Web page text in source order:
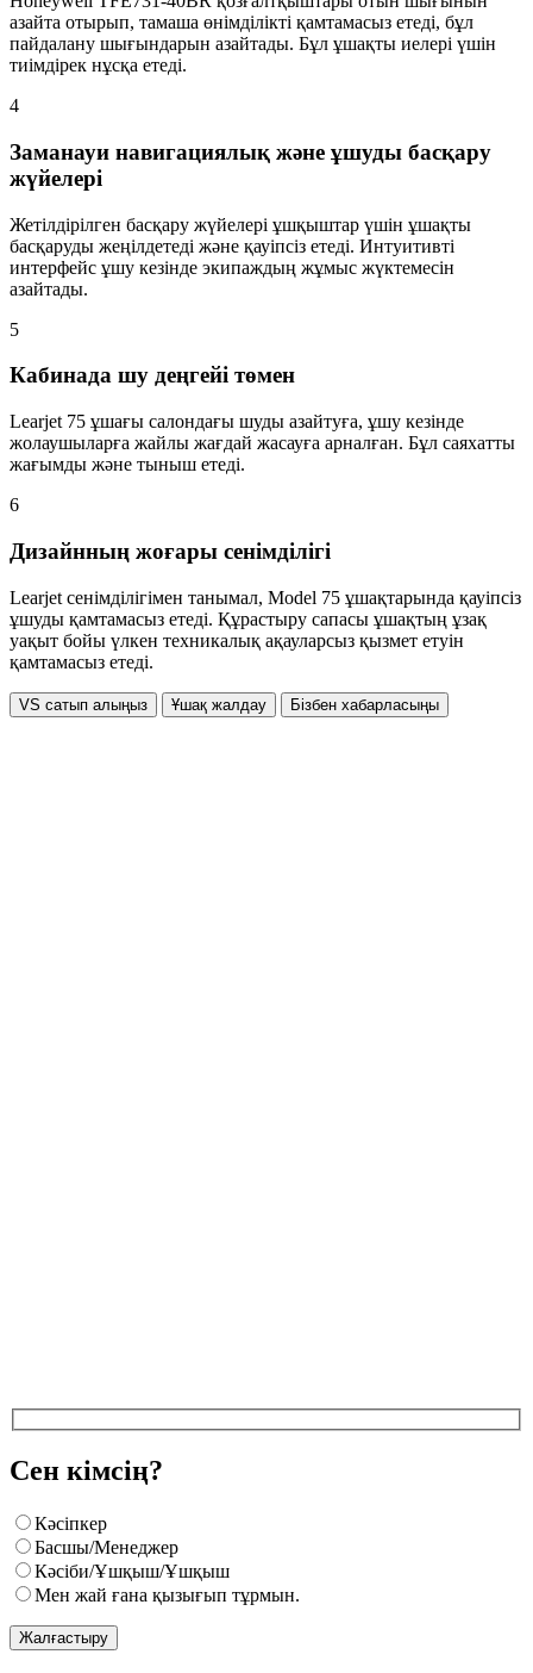
азайта отырып, тамаша өнімділікті қамтамасыз етеді, бұл
пайдалану шығындарын азайтады. Бұл ұшақты иелері үшін
тиімдірек нұсқа етеді.
4
Заманауи навигациялық және ұшуды басқару
жүйелері
Жетілдірілген басқару жүйелері ұшқыштар үшін ұшақты
басқаруды жеңілдетеді және қауіпсіз етеді. Интуитивті
интерфейс ұшу кезінде экипаждың жұмыс жүктемесін
азайтады.
5
Кабинада шу деңгейі төмен
Learjet 75 ұшағы салондағы шуды азайтуға, ұшу кезінде
жолаушыларға жайлы жағдай жасауға арналған. Бұл саяхатты
жағымды және тыныш етеді.
6
Дизайнның жоғары сенімділігі
Learjet сенімділігімен танымал, Model 75 ұшақтарында қауіпсіз
ұшуды қамтамасыз етеді. Құрастыру сапасы ұшақтың ұзақ
уақыт бойы үлкен техникалық ақауларсыз қызмет етуін
қамтамасыз етеді.
VS сатып алыңыз Ұшақ жалдау Бізбен хабарласыңы
Сен кімсің?
Кәсіпкер
Басшы/Менеджер
Кәсіби/Ұшқыш/Ұшқыш
Мен жай ғана қызығып тұрмын.
Жалғастыру